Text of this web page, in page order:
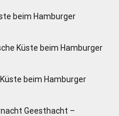
beim Hamburger
Küste beim Hamburger
beim Hamburger
Geesthacht –